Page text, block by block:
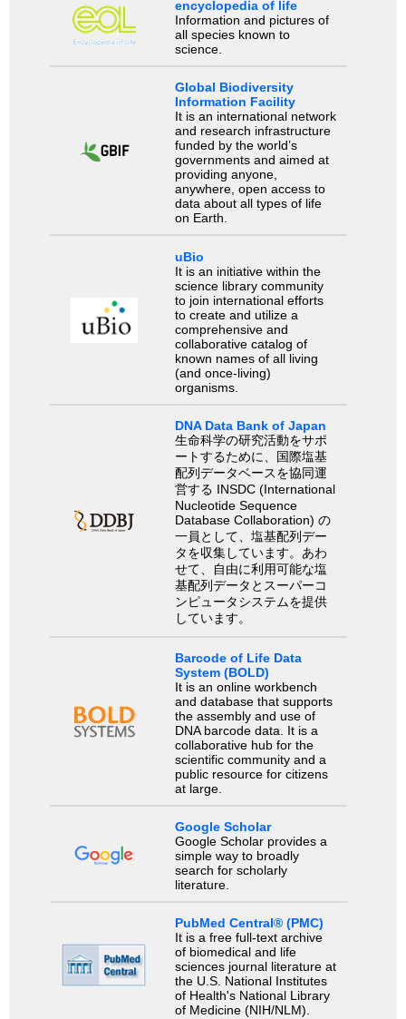
encyclopedia of life
Information and pictures of
all species known to
science.
Global Biodiversity
Information Facility
It is an international network
and research infrastructure
funded by the world’s
governments and aimed at
providing anyone,
anywhere, open access to
data about all types of life
on Earth.
uBio
It is an initiative within the
science library community
to join international efforts
to create and utilize a
comprehensive and
collaborative catalog of
known names of all living
(and once-living)
organisms.
DNA Data Bank of Japan
生命科学の研究活動をサポ
ートするために、国際塩基
配列データベースを協同運
営する INSDC (International
Nucleotide Sequence
Database Collaboration) の
一員として、塩基配列デー
タを収集しています。あわ
せて、自由に利用可能な塩
基配列データとスーパーコ
ンピュータシステムを提供
しています。
Barcode of Life Data
System (BOLD)
It is an online workbench
and database that supports
the assembly and use of
DNA barcode data. It is a
collaborative hub for the
scientific community and a
public resource for citizens
at large.
Google Scholar
Google Scholar provides a
simple way to broadly
search for scholarly
literature.
PubMed Central® (PMC)
It is a free full-text archive
of biomedical and life
sciences journal literature at
the U.S. National Institutes
of Health's National Library
of Medicine (NIH/NLM).